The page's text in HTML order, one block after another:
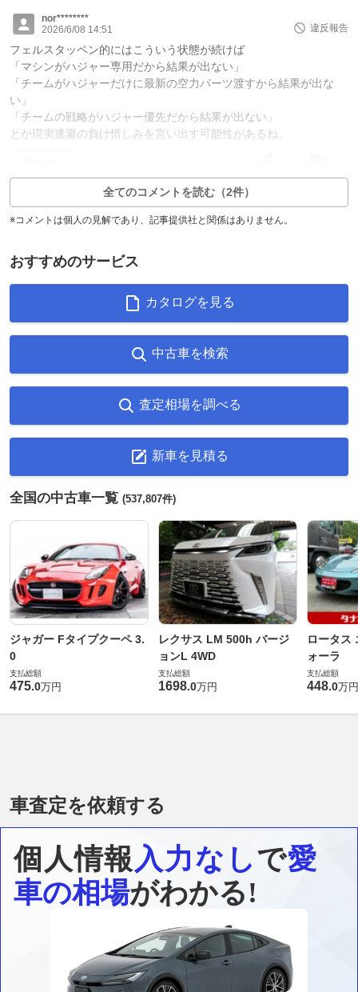
nor********
2026/6/08 14:51
違反報告
フェルスタッペン的にはこういう状態が続けば
「マシンがハジャー専用だから結果が出ない」
「チームがハジャーだけに最新の空力パーツ渡すから結果が出な
い」
「チームの戦略がハジャー優先だから結果が出ない」
とか現実逃避の負け惜しみを言い出す可能性があるね。
全てのコメントを読む（2件）
※コメントは個人の見解であり、記事提供社と関係はありません。
おすすめのサービス
カタログを見る
中古車を検索
査定相場を調べる
新車を見積る
全国の中古車一覧 (537,807件)
ジャガー Fタイプクーペ 3.
0
支払総額
475.0万円
レクサス LM 500h バージ
ョンL 4WD
支払総額
1698.0万円
ロータス
ォーラ
支払総額
448.0万円
車査定を依頼する
個人情報入力なしで愛
車の相場がわかる!